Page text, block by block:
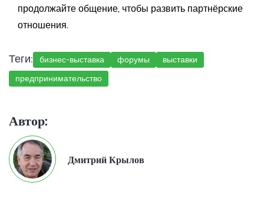
продолжайте общение, чтобы развить партнёрские
отношения.
Теги: бизнес-выставка форумы
выставки
предпринимательство
Автор:
Дмитрий Крылов